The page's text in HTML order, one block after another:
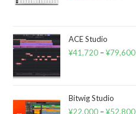
ACE Studio
¥41,720 –¥79,600
Bitwig Studio
¥22,000 –¥52,800